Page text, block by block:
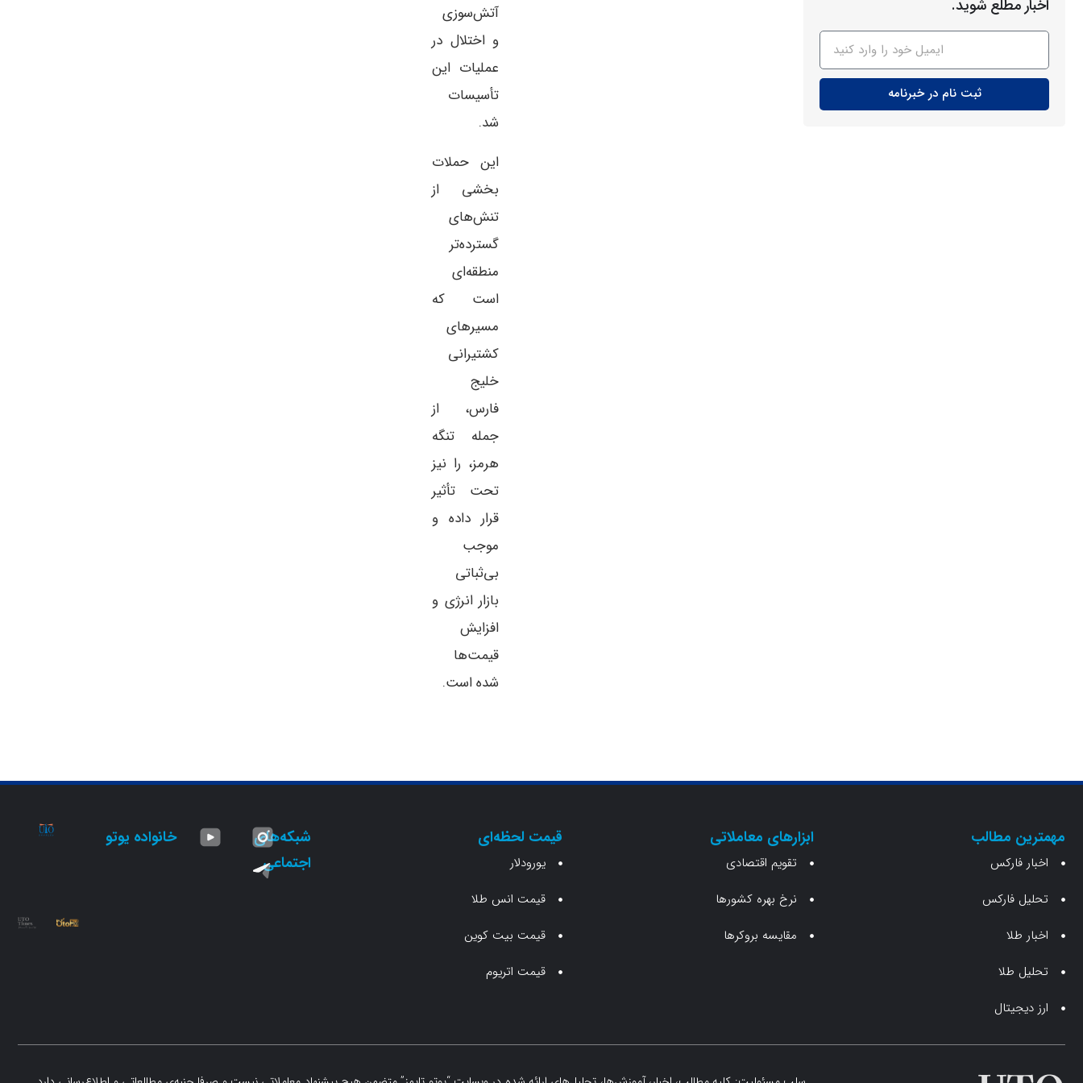
اخبار مطلع شوید.
ثبت نام در خبرنامه
آتش‌سوزی
و اختلال در
عملیات این
تأسیسات
شد.
این حملات
بخشی از
تنش‌های
گسترده‌تر
منطقه‌ای
است که
مسیرهای
کشتیرانی
خلیج
فارس، از
جمله تنگه
هرمز، را نیز
تحت تأثیر
قرار داده و
موجب
بی‌ثباتی
بازار انرژی و
افزایش
قیمت‌ها
شده است.
مهمترین مطالب
اخبار فارکس
تحلیل فارکس
اخبار طلا
تحلیل طلا
ارز دیجیتال
ابزارهای معاملاتی
تقویم اقتصادی
نرخ بهره کشورها
مقایسه بروکرها
قیمت لحظه‌ای
یورودلار
قیمت انس طلا
قیمت بیت کوین
قیمت اتریوم
شبکه‌های
اجتماعی
خانواده یوتو